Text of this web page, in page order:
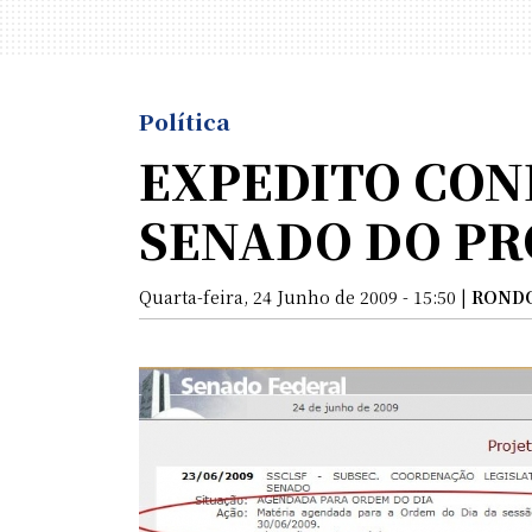
Política
EXPEDITO
SENADO DO
Quarta-feira, 24 Junho de 2009 - 15:50 |